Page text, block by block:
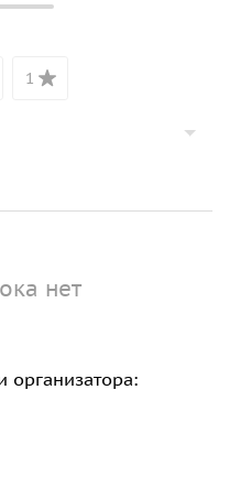
1
нет
организатора: